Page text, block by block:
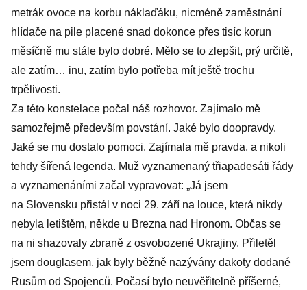
metrák ovoce na korbu náklaďáku, nicméně zaměstnání
hlídače na pile placené snad dokonce přes tisíc korun
měsíčně mu stále bylo dobré. Mělo se to zlepšit, prý určitě,
ale zatím… inu, zatím bylo potřeba mít ještě trochu
trpělivosti.
Za této konstelace počal náš rozhovor. Zajímalo mě
samozřejmě především povstání. Jaké bylo do­opravdy.
Jaké se mu dostalo pomoci. Zajímala mě pravda, a nikoli
tehdy šířená legenda. Muž vyznamenaný třiapadesáti řády
a vyznamenáními začal vypravovat: „Já jsem
na Slovensku přistál v noci 29. září na louce, která nikdy
nebyla letištěm, někde u Brezna nad Hronom. Občas se
na ni shazovaly zbraně z osvobozené Ukrajiny. Přiletěl
jsem douglasem, jak byly běžně nazývány dakoty dodané
Rusům od Spojenců. Počasí bylo neuvěřitelně příšerné,